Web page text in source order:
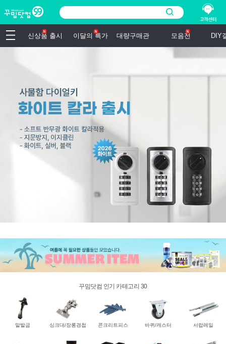
신상품 출시 이달의 특가 대량구매관 모음전 DIY
꾸밈닷컴 인기 카테고리 30
말발굽 싱크대/장롱경첩 콘크리트피스 바퀴/캐스터 서랍레일